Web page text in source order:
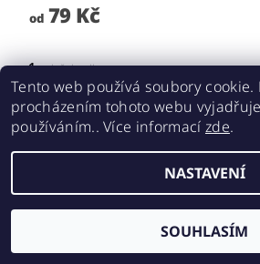
od79 Kč
1položek celkem
, všechna práva
Vytvořil Shoptet
Tento web používá soubory cookie.
procházením tohoto webu
používáním.. Více informací zde.
NASTAVENÍ
SOUHLASÍM